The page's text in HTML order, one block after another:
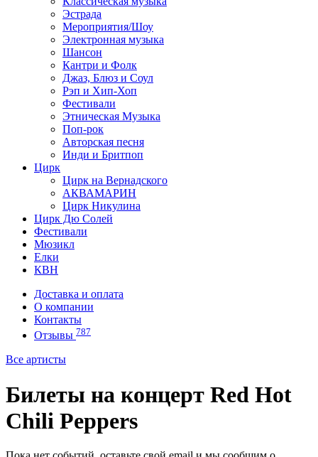
Эстрада
Мероприятия/Шоу
Электронная музыка
Шансон
Кантри и Фолк
Джаз, Блюз и Соул
Рэп и Хип-Хоп
Фестивали
Этническая Музыка
Поп-рок
Авторская песня
Инди и Бритпоп
Цирк
Цирк на Вернадского
АКВАМАРИН
Цирк Никулина
Цирк Дю Солей
Фестивали
Мюзикл
Елки
КВН
Доставка и оплата
О компании
Контакты
Отзывы 787
Все артисты
Билеты на концерт Red Hot
Chili Peppers